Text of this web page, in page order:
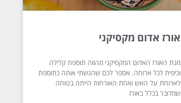
אורז אדום מקסיקני
מנת האורז האדום המקסיקני מהווה תוספת קלילה
וכיפית לכל ארוחה. אספר לכם שהגשתי אותה כתוספת
לארוחת על האש ואחת האורחות הייתה בטוחה
שמדובר בכלל באורז